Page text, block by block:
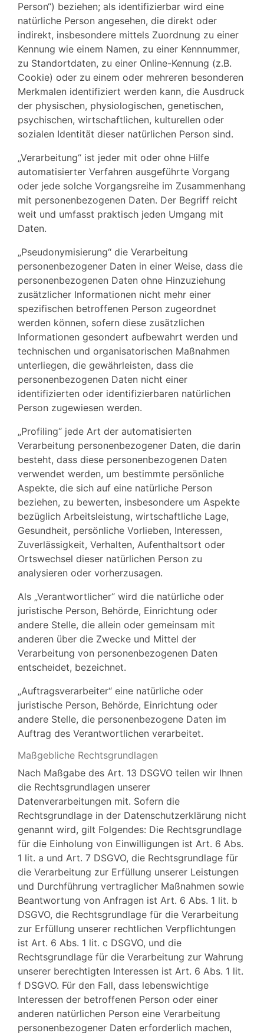
Person“) beziehen; als identifizierbar wird eine
natürliche Person angesehen, die direkt oder
indirekt, insbesondere mittels Zuordnung zu einer
Kennung wie einem Namen, zu einer Kennnummer,
zu Standortdaten, zu einer Online-Kennung (z.B.
Cookie) oder zu einem oder mehreren besonderen
Merkmalen identifiziert werden kann, die Ausdruck
der physischen, physiologischen, genetischen,
psychischen, wirtschaftlichen, kulturellen oder
sozialen Identität dieser natürlichen Person sind.
„Verarbeitung“ ist jeder mit oder ohne Hilfe
automatisierter Verfahren ausgeführte Vorgang
oder jede solche Vorgangsreihe im Zusammenhang
mit personenbezogenen Daten. Der Begriff reicht
weit und umfasst praktisch jeden Umgang mit
Daten.
„Pseudonymisierung“ die Verarbeitung
personenbezogener Daten in einer Weise, dass die
personenbezogenen Daten ohne Hinzuziehung
zusätzlicher Informationen nicht mehr einer
spezifischen betroffenen Person zugeordnet
werden können, sofern diese zusätzlichen
Informationen gesondert aufbewahrt werden und
technischen und organisatorischen Maßnahmen
unterliegen, die gewährleisten, dass die
personenbezogenen Daten nicht einer
identifizierten oder identifizierbaren natürlichen
Person zugewiesen werden.
„Profiling“ jede Art der automatisierten
Verarbeitung personenbezogener Daten, die darin
besteht, dass diese personenbezogenen Daten
verwendet werden, um bestimmte persönliche
Aspekte, die sich auf eine natürliche Person
beziehen, zu bewerten, insbesondere um Aspekte
bezüglich Arbeitsleistung, wirtschaftliche Lage,
Gesundheit, persönliche Vorlieben, Interessen,
Zuverlässigkeit, Verhalten, Aufenthaltsort oder
Ortswechsel dieser natürlichen Person zu
analysieren oder vorherzusagen.
Als „Verantwortlicher“ wird die natürliche oder
juristische Person, Behörde, Einrichtung oder
andere Stelle, die allein oder gemeinsam mit
anderen über die Zwecke und Mittel der
Verarbeitung von personenbezogenen Daten
entscheidet, bezeichnet.
„Auftragsverarbeiter“ eine natürliche oder
juristische Person, Behörde, Einrichtung oder
andere Stelle, die personenbezogene Daten im
Auftrag des Verantwortlichen verarbeitet.
Maßgebliche Rechtsgrundlagen
Nach Maßgabe des Art. 13 DSGVO teilen wir Ihnen
die Rechtsgrundlagen unserer
Datenverarbeitungen mit. Sofern die
Rechtsgrundlage in der Datenschutzerklärung nicht
genannt wird, gilt Folgendes: Die Rechtsgrundlage
für die Einholung von Einwilligungen ist Art. 6 Abs.
1 lit. a und Art. 7 DSGVO, die Rechtsgrundlage für
die Verarbeitung zur Erfüllung unserer Leistungen
und Durchführung vertraglicher Maßnahmen sowie
Beantwortung von Anfragen ist Art. 6 Abs. 1 lit. b
DSGVO, die Rechtsgrundlage für die Verarbeitung
zur Erfüllung unserer rechtlichen Verpflichtungen
ist Art. 6 Abs. 1 lit. c DSGVO, und die
Rechtsgrundlage für die Verarbeitung zur Wahrung
unserer berechtigten Interessen ist Art. 6 Abs. 1 lit.
f DSGVO. Für den Fall, dass lebenswichtige
Interessen der betroffenen Person oder einer
anderen natürlichen Person eine Verarbeitung
personenbezogener Daten erforderlich machen,